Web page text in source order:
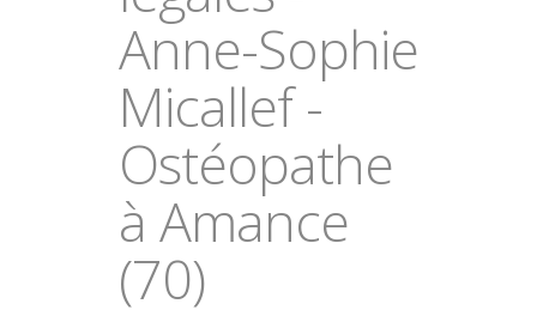
Anne-Sophie
Micallef -
Ostéopathe
à Amance
(70)